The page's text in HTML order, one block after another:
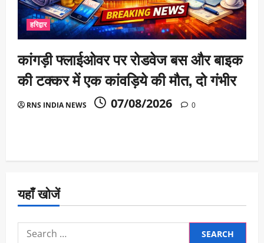
हरिद्वार
कांगड़ी फ्लाईओवर पर रोडवेज बस और बाइक
की टक्कर में एक कांवड़िये की मौत, दो गंभीर
RNS INDIA NEWS 07/08/2026 0
यहाँ खोजें
Search